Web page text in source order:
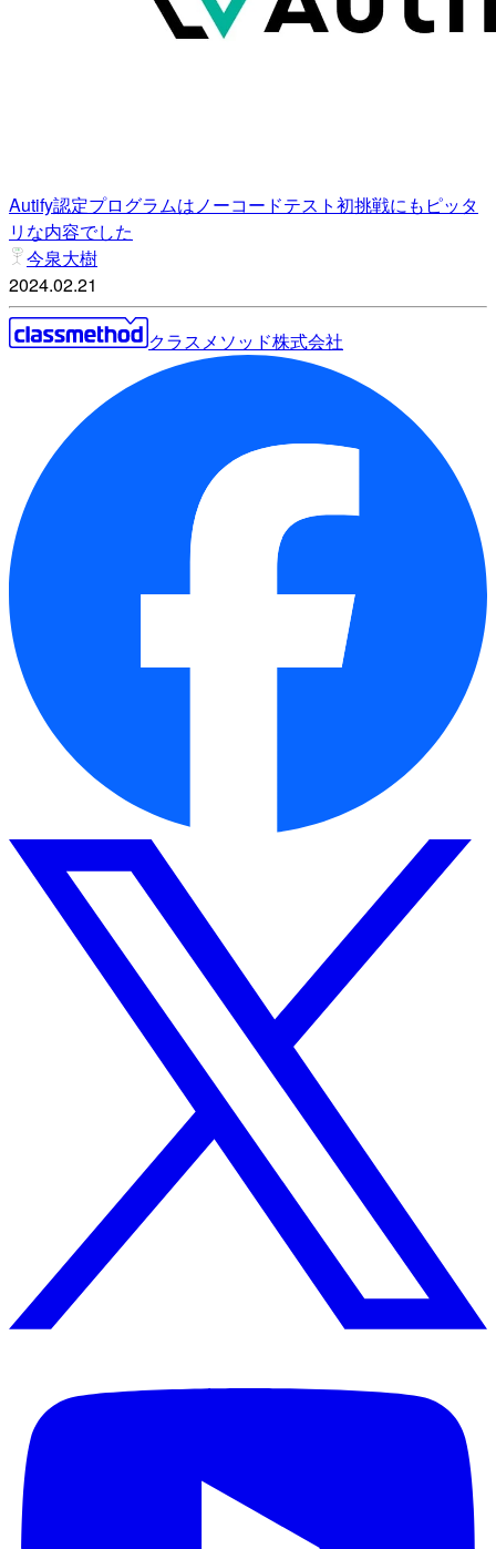
Autify認定プログラムはノーコードテスト初挑戦にもピッタ
リな内容でした
今泉大樹
2024.02.21
クラスメソッド株式会社